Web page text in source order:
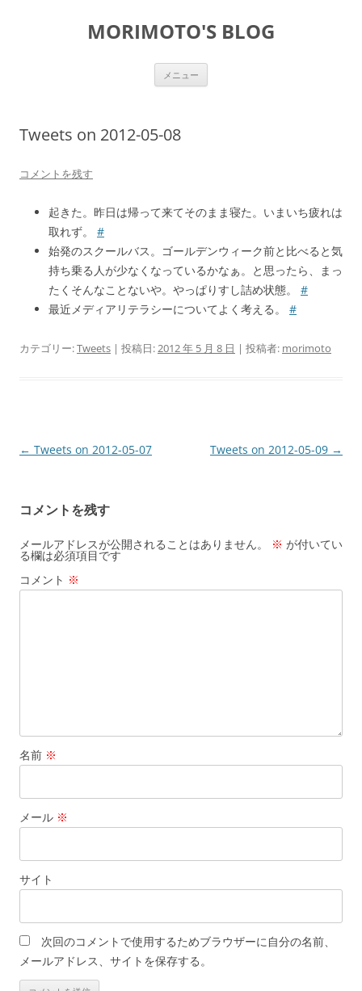
MORIMOTO'S BLOG
メニュー
Tweets on 2012-05-08
コメントを残す
起きた。昨日は帰って来てそのまま寝た。いまいち疲れは
取れず。 #
始発のスクールバス。ゴールデンウィーク前と比べると気
持ち乗る人が少なくなっているかなぁ。と思ったら、まっ
たくそんなことないや。やっぱりすし詰め状態。 #
最近メディアリテラシーについてよく考える。 #
カテゴリー:Tweets | 投稿日:2012 年 5 月 8 日 | 投稿者: morimoto
投
ビ
ゲ
ー
シ
← Tweets on 2012-05-07 Tweets on 2012-05-09 →
コメントを残す
メールアドレスが公開されることはありません。 ※ が付いてい
る欄は必須項目です
コメント ※
名前 ※
メール ※
サイト
次回のコメントで使用するためブラウザーに自分の名前、
メールアドレス、サイトを保存する。